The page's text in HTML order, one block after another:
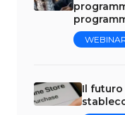
Il futuro